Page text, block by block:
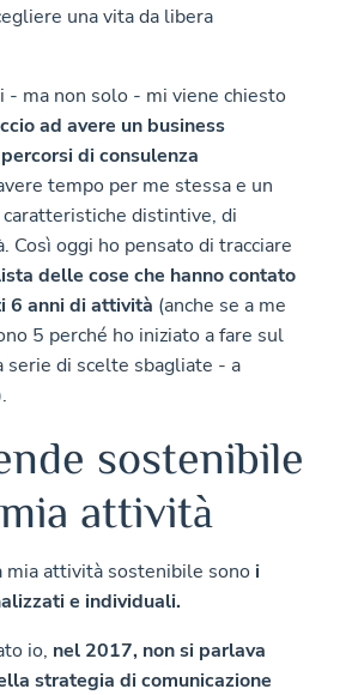
una vita da libera
- ma non solo - mi viene chiesto
ad avere un business
di consulenza
tempo per me stessa e un
distintive, di
Così oggi ho pensato di tracciare
delle cose che hanno contato
6 anni di attività (anche se a me
5 perché ho iniziato a fare sul
serie di scelte sbagliate - a
sostenibile
attività
mia attività sostenibile sono i
e individuali.
io, nel 2017, non si parlava
strategia di comunicazione